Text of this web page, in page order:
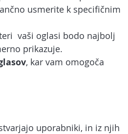
usmerite k specifičnim
vaši oglasi bodo najbolj
prikazuje.
, kar vam omogoča
uporabniki, in iz njih